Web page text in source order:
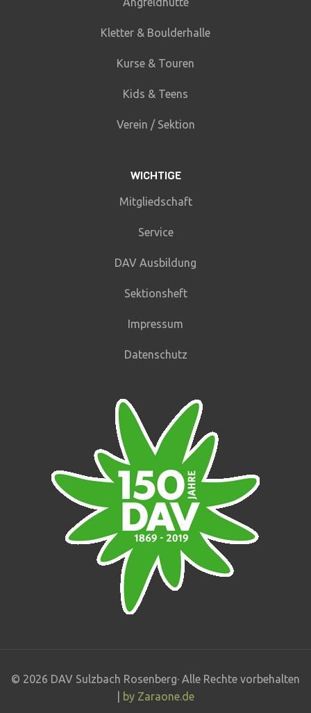
Kletter & Boulderhalle
Kurse & Touren
Kids & Teens
Verein / Sektion
WICHTIGE
Mitgliedschaft
Service
DAV Ausbildung
Sektionsheft
Impressum
Datenschutz
© 2026 DAV Sulzbach Rosenberg· Alle Rechte vorbehalten
by Zaraone.de